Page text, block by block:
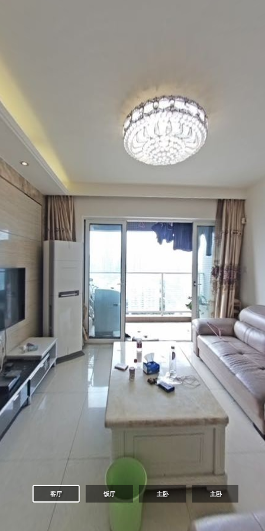
客厅 饭厅 主卧 主卧